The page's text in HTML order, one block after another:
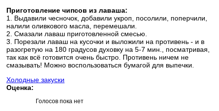
Приготовление чипсов из лаваша:
1. Выдавили чесночок, добавили укроп, посолили, поперчили,
налили оливкового масла, перемешали.
2. Смазали лаваш приготовленной смесью.
3. Порезали лаваш на кусочки и выложили на противень - и в
разогретую на 180 градусов духовку на 5-7 мин., посматривая,
так как всё готовится очень быстро. Противень ничем не
смазывать! Можно воспользоваться бумагой для выпечки.
Холодные закуски
Оценка:
Голосов пока нет